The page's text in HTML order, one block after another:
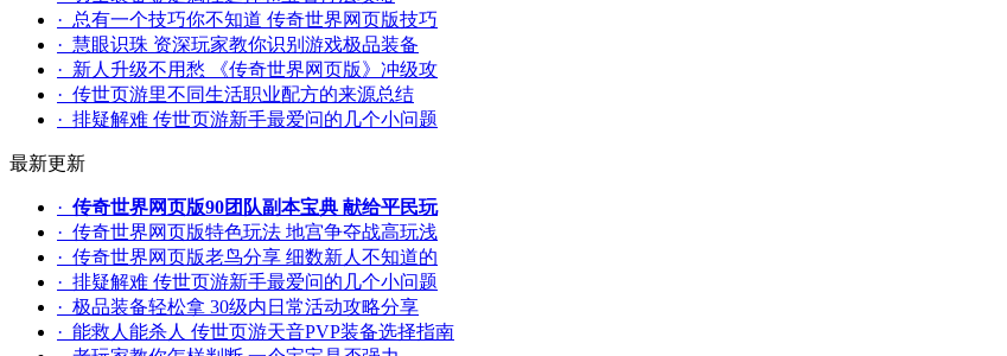
· 总有一个技巧你不知道 传奇世界网页版技巧
· 慧眼识珠 资深玩家教你识别游戏极品装备
· 新人升级不用愁 《传奇世界网页版》冲级攻
· 传世页游里不同生活职业配方的来源总结
· 排疑解难 传世页游新手最爱问的几个小问题
最新更新
· 传奇世界网页版90团队副本宝典 献给平民玩
· 传奇世界网页版特色玩法 地宫争夺战高玩浅
· 传奇世界网页版老鸟分享 细数新人不知道的
· 排疑解难 传世页游新手最爱问的几个小问题
· 极品装备轻松拿 30级内日常活动攻略分享
· 能救人能杀人 传世页游天音PVP装备选择指南